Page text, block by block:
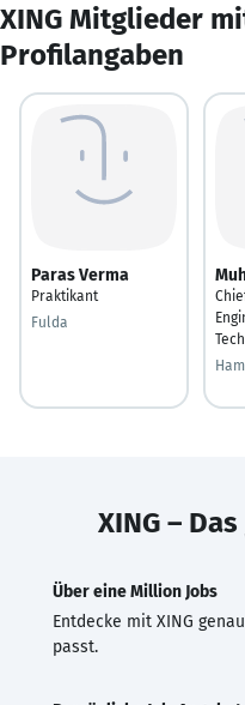
XING Mitglieder
Profilangaben
Paras Verma
Praktikant
Fulda
XING –
Über eine Million Jobs
Entdecke mit XING
passt.